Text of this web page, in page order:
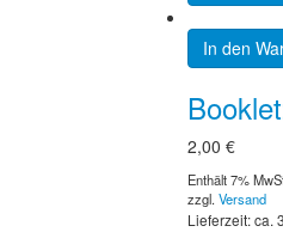
In den
2,00 €
Enthält 7%
zzgl.Versand
Lieferzeit: ca.